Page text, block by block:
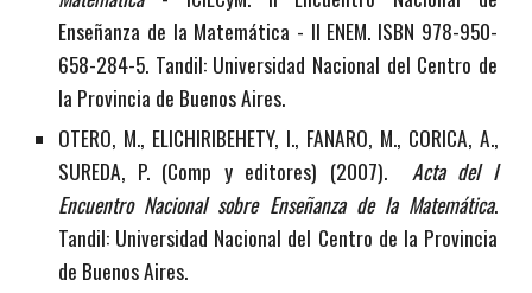
Enseñanza de la Matemática - II ENEM. ISBN 978-950-
658-284-5. Tandil: Universidad Nacional del Centro de
la Provincia de Buenos Aires.
OTERO, M., ELICHIRIBEHETY, I., FANARO, M., CORICA, A.,
SUREDA, P. (Comp y editores) (2007). Acta del I
Encuentro Nacional sobre Enseñanza de la Matemática.
Tandil: Universidad Nacional del Centro de la Provincia
de Buenos Aires.